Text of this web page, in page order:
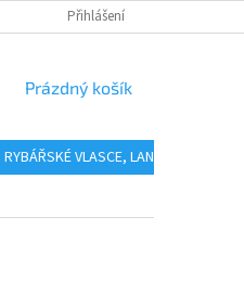
Přihlášení
NÁKUPNÍ
Prázdný košík
RYBÁŘSKÉ VLASCE, LANKA, PLETENÉ